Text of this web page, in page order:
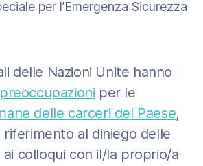
per l’Emergenza Sicurezza
delle Nazioni Unite hanno
per le
delle carceri del Paese,
al diniego delle
ai colloqui con il/la proprio/a